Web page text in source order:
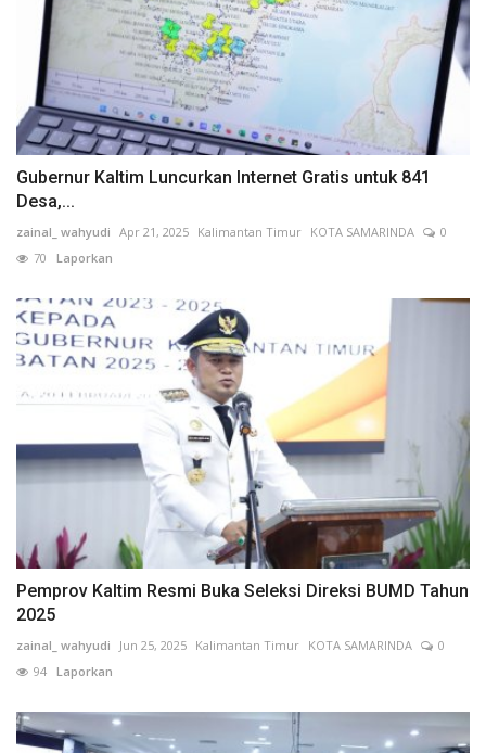
Gubernur Kaltim Luncurkan Internet Gratis untuk 841
Desa,...
zainal_ wahyudi Apr 21, 2025 Kalimantan Timur KOTA SAMARINDA
0
70 Laporkan
Pemprov Kaltim Resmi Buka Seleksi Direksi BUMD Tahun
2025
zainal_ wahyudi Jun 25, 2025 Kalimantan Timur KOTA SAMARINDA
0
94 Laporkan